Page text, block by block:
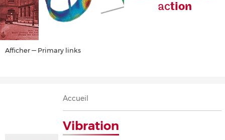
action
Primary
Afficher — Primary links
Fil
d'Ariane
Accueil
Vibration